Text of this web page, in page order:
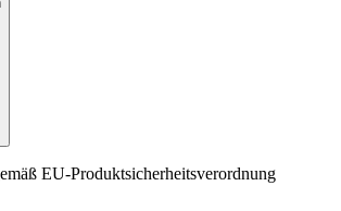
EU-Produktsicherheitsverordnung